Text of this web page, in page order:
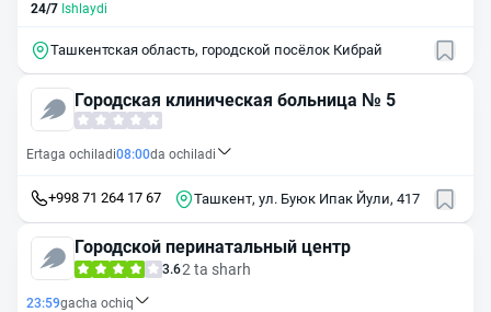
24/7 Ishlaydi
Ташкентская область, городской посёлок Кибрай
Городская клиническая больница № 5
Ertaga ochiladi08:00da ochiladi
+998 71 264 17 67 Ташкент, ул. Буюк Ипак Йули, 417
Городской перинатальный центр
3.62 ta sharh
23:59gacha ochiq